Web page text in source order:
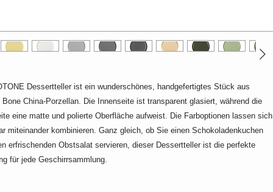
Dessertteller ist ein wunderschönes, handgefertigtes Stück aus
Bone China-Porzellan. Die Innenseite ist transparent glasiert, während die
eine matte und polierte Oberfläche aufweist. Die Farboptionen lassen sich
miteinander kombinieren. Ganz gleich, ob Sie einen Schokoladenkuchen
erfrischenden Obstsalat servieren, dieser Dessertteller ist die perfekte
für jede Geschirrsammlung.